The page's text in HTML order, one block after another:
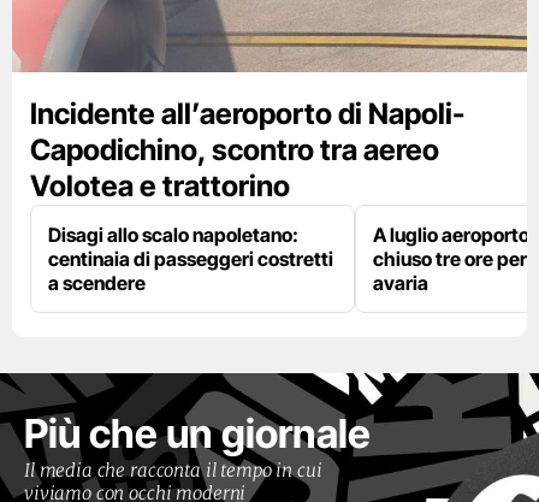
Incidente all’aeroporto di Napoli-
Capodichino, scontro tra aereo
Volotea e trattorino
Disagi allo scalo napoletano:
centinaia di passeggeri costretti
a scendere
A luglio aeroporto
chiuso tre ore per
avaria
Più che un giornale
Il media che racconta il tempo in cui
viviamo con occhi moderni